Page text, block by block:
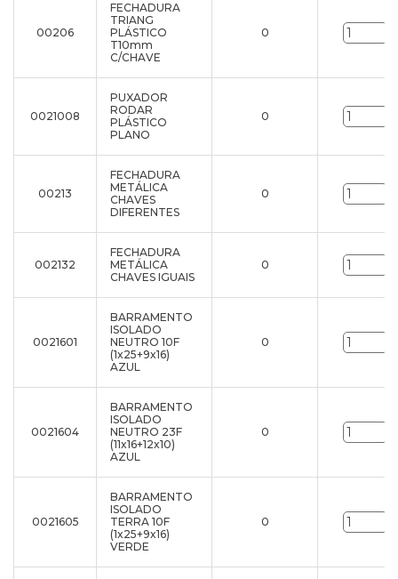
00206
FECHADURA
TRIANG
PLÁSTICO
T10mm
C/CHAVE
0
0021008
PUXADOR
RODAR
PLÁSTICO
PLANO
0
00213
FECHADURA
METÁLICA
CHAVES
DIFERENTES
0
002132
FECHADURA
METÁLICA
CHAVES IGUAIS
0
0021601
BARRAMENTO
ISOLADO
NEUTRO 10F
(1x25+9x16)
AZUL
0
0021604
BARRAMENTO
ISOLADO
NEUTRO 23F
(11x16+12x10)
AZUL
0
0021605
BARRAMENTO
ISOLADO
TERRA 10F
(1x25+9x16)
VERDE
0